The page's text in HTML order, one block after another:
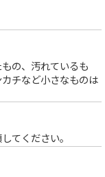
の、汚れているも
チなど小さなものは
てください。